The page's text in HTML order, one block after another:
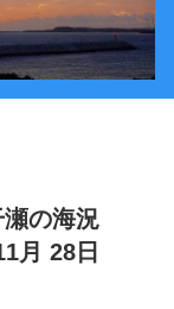
の海況
月 28日